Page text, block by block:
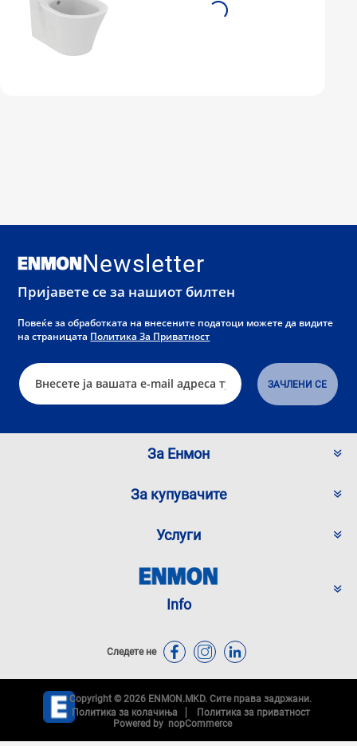
Newsletter
Пријавете се за нашиот билтен
Повеќе за обработката на внесените податоци можете да видите
на страницата Политика За Приватност
За Енмон
За купувачите
Услуги
Info
Следете не
Copyright © 2026 ENMON.MKD. Сите права задржани.
Политика за колачиња
Политика за приватност
Powered by nopCommerce